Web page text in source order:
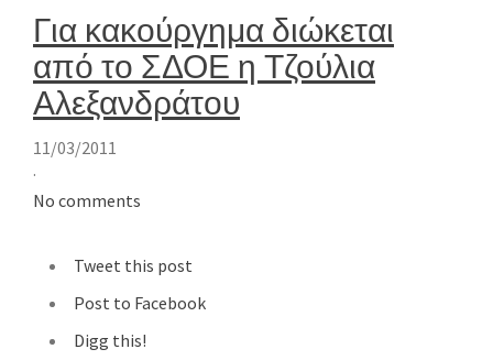
Για κακούργημα διώκεται
από το ΣΔΟΕ η Τζούλια
Αλεξανδράτου
11/03/2011
·
No comments
Tweet this post
Post to Facebook
Digg this!